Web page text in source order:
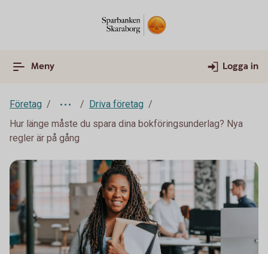
Meny Logga in
Företag
Driva företag
Hur länge måste du spara dina bokföringsunderlag? Nya
regler är på gång